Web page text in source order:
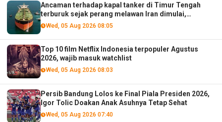
Ancaman terhadap kapal tanker di Timur Tengah
terburuk sejak perang melawan Iran dimulai,
menurut analis
Wed, 05 Aug 2026 08:05
Top 10 film Netflix Indonesia terpopuler Agustus
2026, wajib masuk watchlist
Wed, 05 Aug 2026 08:03
Persib Bandung Lolos ke Final Piala Presiden 2026,
Igor Tolic Doakan Anak Asuhnya Tetap Sehat
Wed, 05 Aug 2026 07:40